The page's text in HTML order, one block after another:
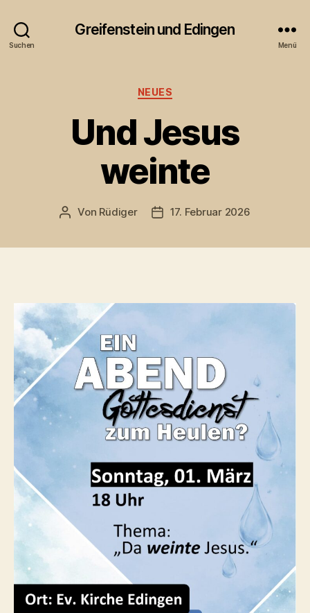
Suchen
Greifenstein und Edingen
Menü
Kategorien
NEUES
Und Jesus
weinte
Beitragsautor
Von Rüdiger Veröffentlichungsdatum
17. Februar 2026